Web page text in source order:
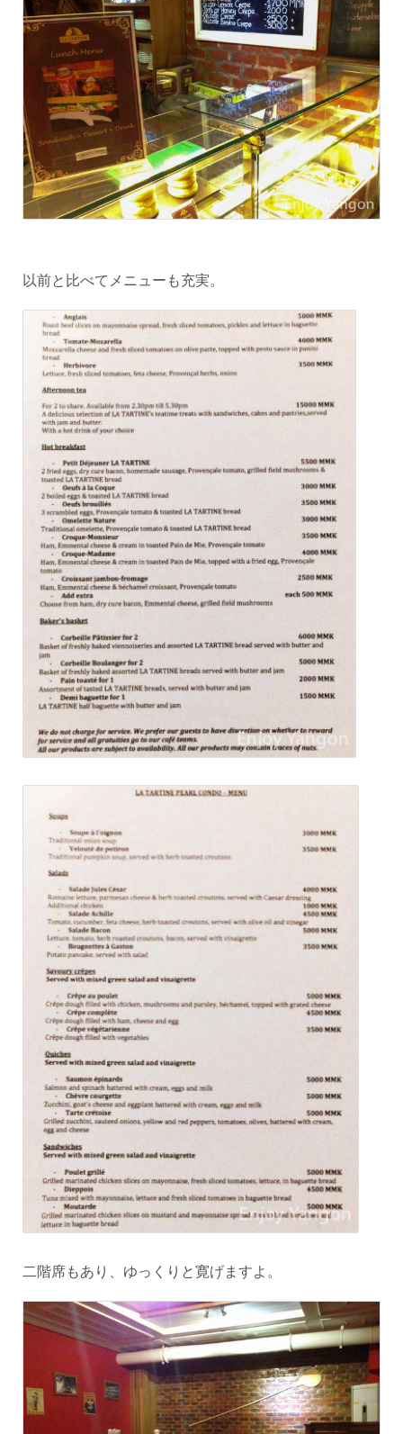
以前と比べてメニューも充実。
二階席もあり、ゆっくりと寛げますよ。